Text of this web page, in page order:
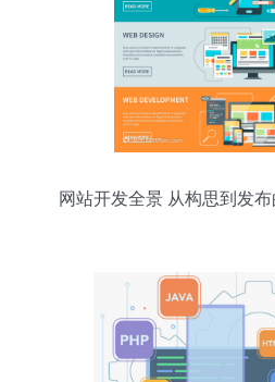
网站开发全景 从构思到发